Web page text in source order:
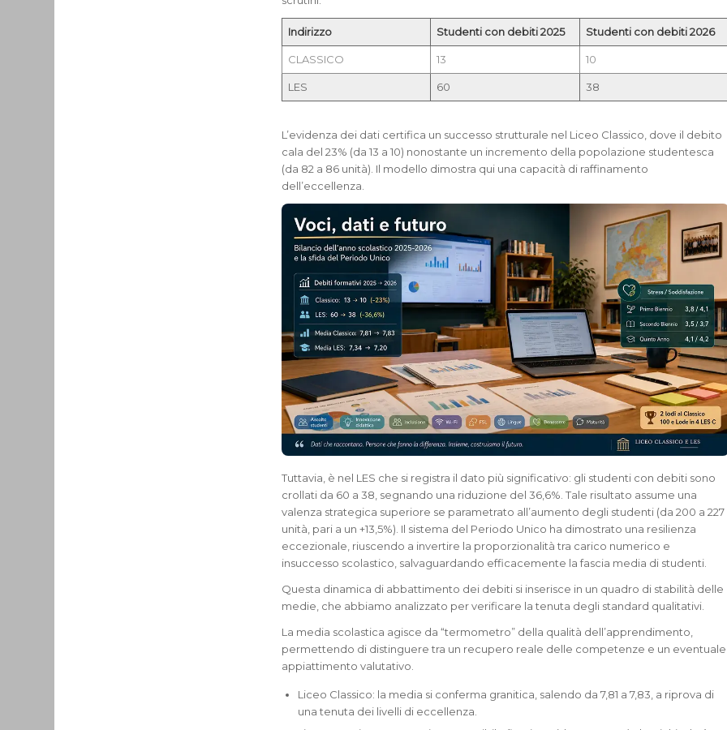
Indirizzo Studenti con debiti 2025 Studenti con debiti 2026
CLASSICO 13 10
LES 60 38
L’evidenza dei dati certifica un successo strutturale nel Liceo Classico, dove il debito
cala del 23% (da 13 a 10) nonostante un incremento della popolazione studentesca
(da 82 a 86 unità). Il modello dimostra qui una capacità di raffinamento
dell’eccellenza.
Tuttavia, è nel LES che si registra il dato più significativo: gli studenti con debiti sono
crollati da 60 a 38, segnando una riduzione del 36,6%. Tale risultato assume una
valenza strategica superiore se parametrato all’aumento degli studenti (da 200 a 227
unità, pari a un +13,5%). Il sistema del Periodo Unico ha dimostrato una resilienza
eccezionale, riuscendo a invertire la proporzionalità tra carico numerico e
insuccesso scolastico, salvaguardando efficacemente la fascia media di studenti.
Questa dinamica di abbattimento dei debiti si inserisce in un quadro di stabilità delle
medie, che abbiamo analizzato per verificare la tenuta degli standard qualitativi.
La media scolastica agisce da “termometro” della qualità dell’apprendimento,
permettendo di distinguere tra un recupero reale delle competenze e un eventuale
appiattimento valutativo.
Liceo Classico: la media si conferma granitica, salendo da 7,81 a 7,83, a riprova di
una tenuta dei livelli di eccellenza.